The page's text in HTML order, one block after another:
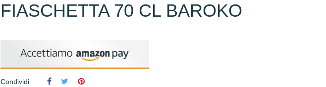
FIASCHETTA 70 CL BAROKO
Condividi